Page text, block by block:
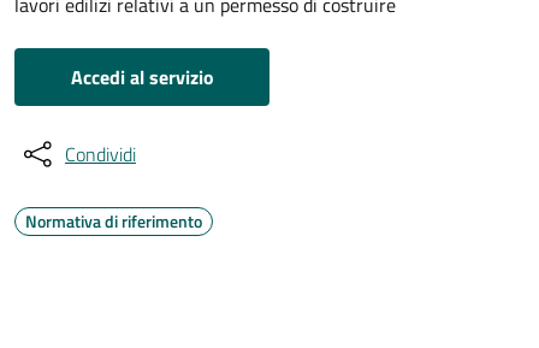
Accedi al servizio
Condividi
Normativa di riferimento